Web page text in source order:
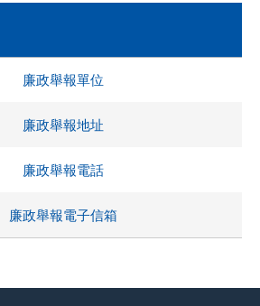
廉政舉報單位
廉政舉報地址
廉政舉報電話
廉政舉報電子信箱